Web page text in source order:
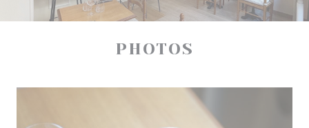
PHOTOS